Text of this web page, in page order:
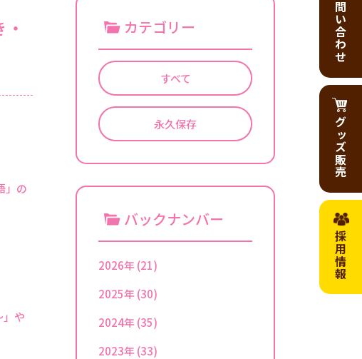
グッズ販売
採用情報
」の
」や
カテゴリー
すべて
永久保存
バックナンバー
2026年(21)
2025年(30)
2024年(35)
2023年(33)